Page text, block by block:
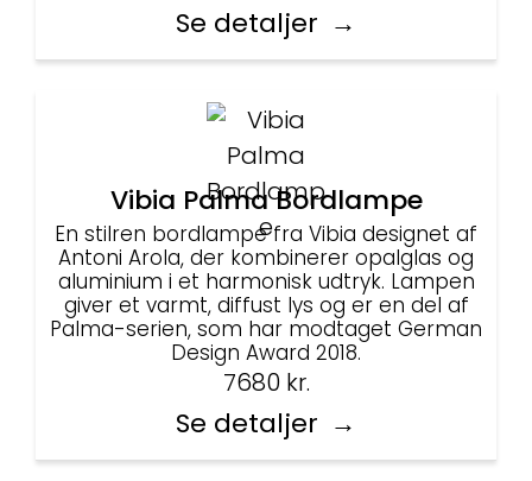
Se detaljer
Vibia Palma Bordlampe
En stilren bordlampe fra Vibia designet af
Antoni Arola, der kombinerer opalglas og
aluminium i et harmonisk udtryk. Lampen
giver et varmt, diffust lys og er en del af
Palma-serien, som har modtaget German
Design Award 2018.
7680 kr.
Se detaljer